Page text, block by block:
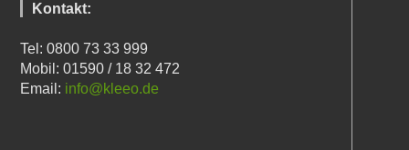
Kontakt:
Tel: 0800 73 33 999
Mobil: 01590 / 18 32 472
Email: info@kleeo.de